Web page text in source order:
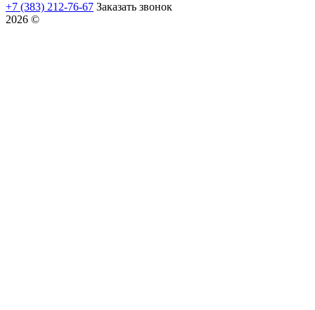
+7 (383) 212-76-67 Заказать звонок
2026 ©